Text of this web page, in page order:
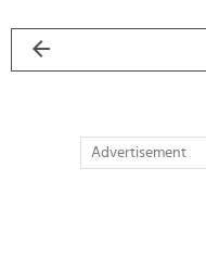
Advertisement